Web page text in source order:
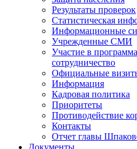
Результаты проверок
Статистическая
Информационные
Учрежденные СМИ
Участие в
сотрудничество
Официальные
Информация
Кадровая политика
Приоритеты
Противодействие
Контакты
Отчет главы